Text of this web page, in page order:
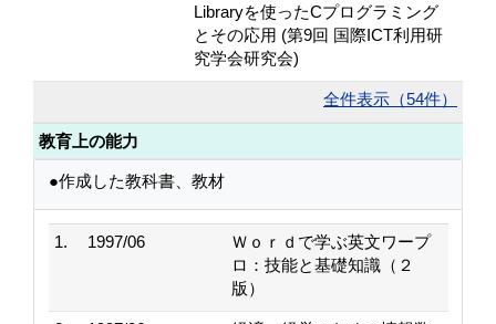
Libraryを使ったCプログラミング
とその応用 (第9回 国際ICT利用研
究学会研究会)
全件表示（54件）
教育上の能力
●作成した教科書、教材
1. 1997/06
Ｗｏｒｄで学ぶ英文ワープ
ロ：技能と基礎知識（２
版）